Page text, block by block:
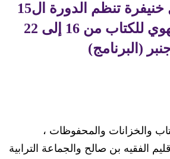
بجهة بني ملال خنيفرة تنظم الدورة ال15
للمعرض الجهوي للكتاب من 16 إلى 22
(البرنامج)
والخزانات والمحفوظات ،
الفقيه بن صالح والجماعة الترابية